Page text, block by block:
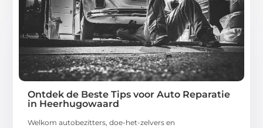
Ontdek de Beste Tips voor Auto Reparatie
in Heerhugowaard
Welkom autobezitters, doe-het-zelvers en